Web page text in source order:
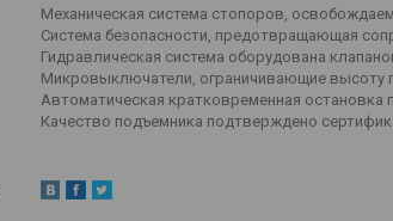
Механическая система стопоров,
Система безопасности, предотвращающая
Гидравлическая система оборудована
Микровыключатели, ограничивающие высоту
Автоматическая кратковременная остановка
Качество подъемника подтверждено